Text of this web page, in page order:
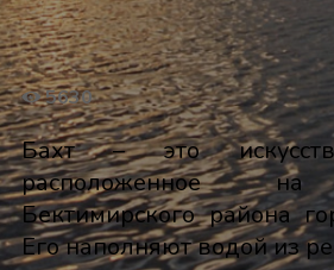
5630
Бахт – это
расположенное на
Бектимирского района
Его наполняют водой из